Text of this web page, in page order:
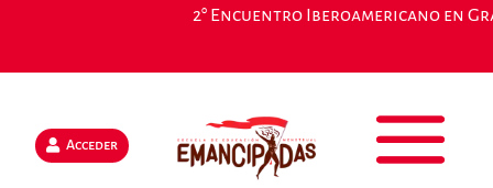
2° Encuentro Iberoamericano en
Acceder